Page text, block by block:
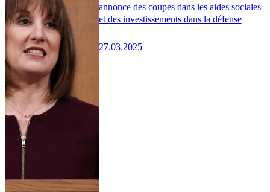
annonce des coupes dans les aides sociales
et des investissements dans la défense
27.03.2025